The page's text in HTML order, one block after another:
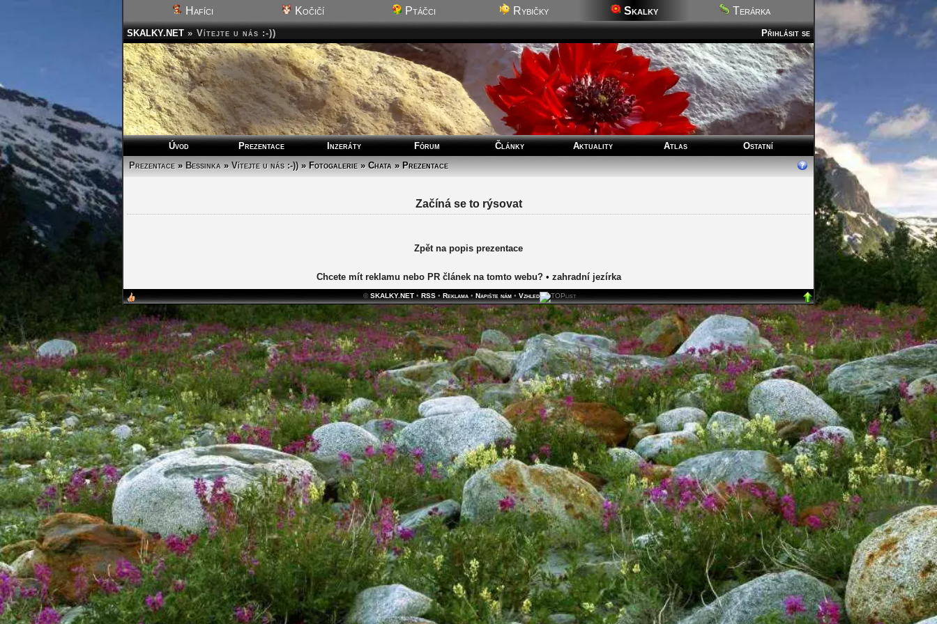
Hafíci Kočičí Ptáčci Rybičky Skalky Terárka
Přihlásit se
SKALKY.NET » Vítejte u nás :-))
Úvod Prezentace Inzeráty Fórum Články Aktuality Atlas
Ostatní
Prezentace»Bessinka»Vítejte u nás :-))»Fotogalerie » Chata » Prezentace
Začíná se to rýsovat
Zpět na popis prezentace
Chcete mít reklamu nebo PR článek na tomto webu?• zahradní jezírka
©SKALKY.NET • RSS • Reklama • Napište nám • Vzhled